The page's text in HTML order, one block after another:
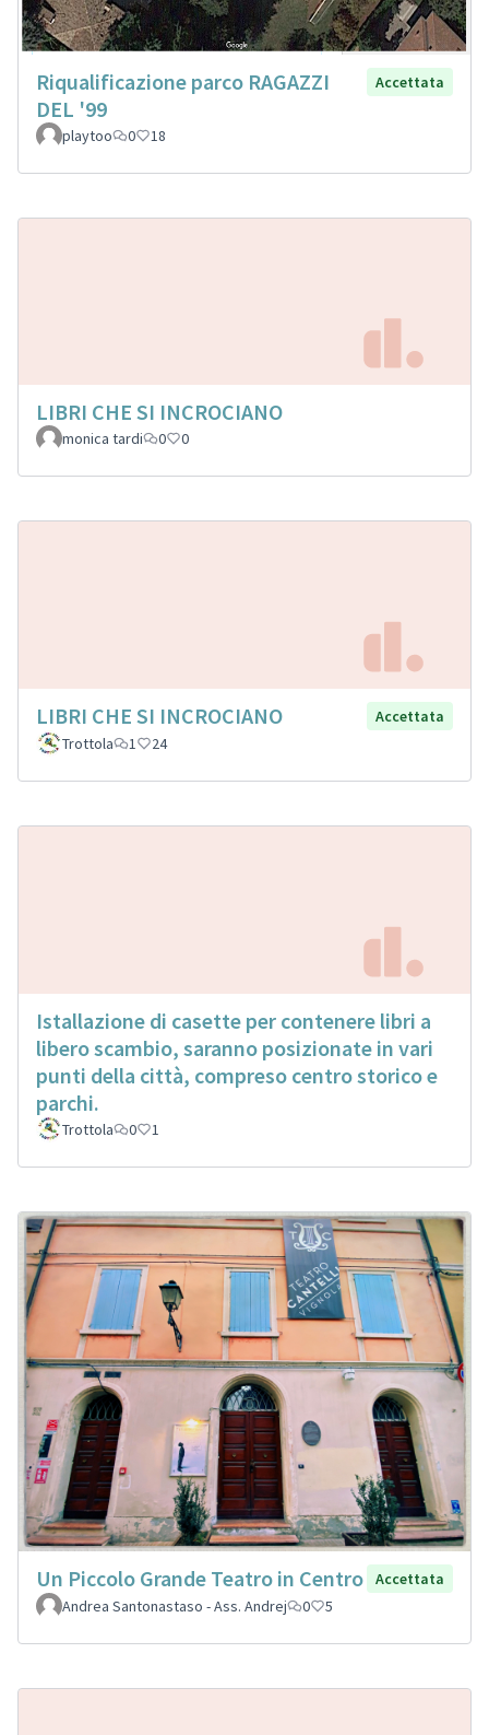
Riqualificazione parco RAGAZZI
DEL '99
Accettata
playtoo 0 18
LIBRI CHE SI INCROCIANO
monica tardi 0 0
LIBRI CHE SI INCROCIANO
Accettata
Trottola
1 24
Istallazione di casette per contenere libri a
libero scambio, saranno posizionate in vari
punti della città, compreso centro storico e
parchi.
Trottola 0 1
Un Piccolo Grande Teatro in Centro
Accettata
Andrea Santonastaso - Ass. Andrej
0 5